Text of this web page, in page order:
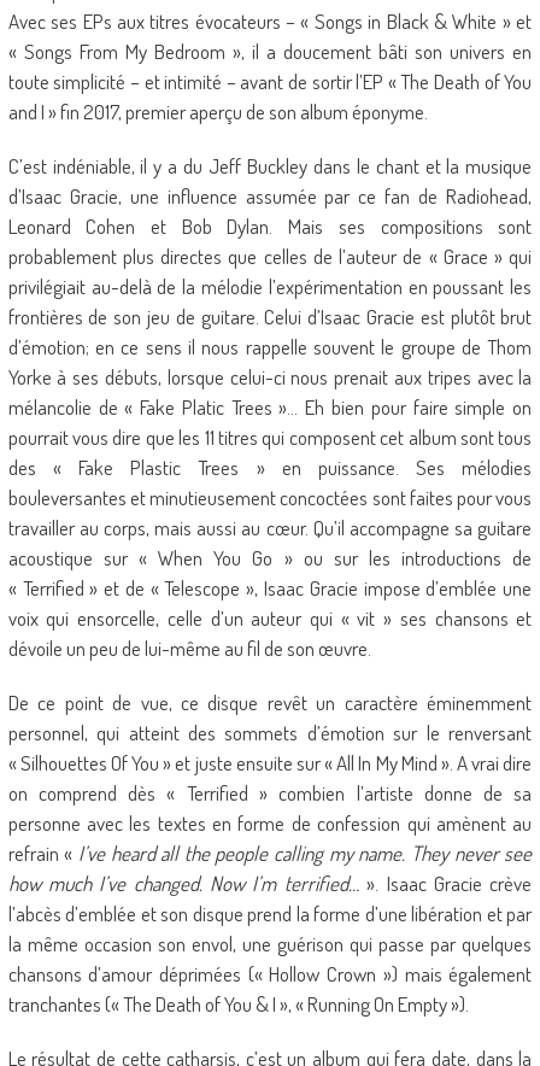
Avec ses EPs aux titres évocateurs – « Songs in Black & White » et
« Songs From My Bedroom », il a doucement bâti son univers en
toute simplicité – et intimité – avant de sortir l’EP « The Death of You
and I » fin 2017, premier aperçu de son album éponyme.
C’est indéniable, il y a du Jeff Buckley dans le chant et la musique
d’Isaac Gracie, une influence assumée par ce fan de Radiohead,
Leonard Cohen et Bob Dylan. Mais ses compositions sont
probablement plus directes que celles de l’auteur de « Grace » qui
privilégiait au-delà de la mélodie l’expérimentation en poussant les
frontières de son jeu de guitare. Celui d’Isaac Gracie est plutôt brut
d’émotion; en ce sens il nous rappelle souvent le groupe de Thom
Yorke à ses débuts, lorsque celui-ci nous prenait aux tripes avec la
mélancolie de « Fake Platic Trees »… Eh bien pour faire simple on
pourrait vous dire que les 11 titres qui composent cet album sont tous
des « Fake Plastic Trees » en puissance. Ses mélodies
bouleversantes et minutieusement concoctées sont faites pour vous
travailler au corps, mais aussi au cœur. Qu’il accompagne sa guitare
acoustique sur « When You Go » ou sur les introductions de
« Terrified » et de « Telescope », Isaac Gracie impose d’emblée une
voix qui ensorcelle, celle d’un auteur qui « vit » ses chansons et
dévoile un peu de lui-même au fil de son œuvre.
De ce point de vue, ce disque revêt un caractère éminemment
personnel, qui atteint des sommets d’émotion sur le renversant
« Silhouettes Of You » et juste ensuite sur « All In My Mind ». A vrai dire
on comprend dès « Terrified » combien l’artiste donne de sa
personne avec les textes en forme de confession qui amènent au
refrain « I’ve heard all the people calling my name. They never see
how much I’ve changed. Now I’m terrified…». Isaac Gracie crève
l’abcès d’emblée et son disque prend la forme d’une libération et par
la même occasion son envol, une guérison qui passe par quelques
chansons d’amour déprimées (« Hollow Crown ») mais également
tranchantes (« The Death of You & I », « Running On Empty »).
Le résultat de cette catharsis, c’est un album qui fera date, dans la